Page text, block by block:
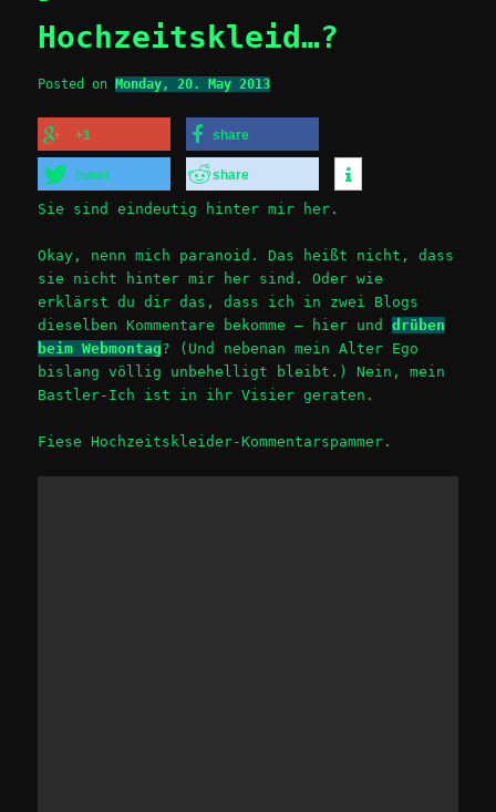
Hochzeitskleid…?
Posted onMonday, 20. May 2013
+1 share
tweet share
Sie sind eindeutig hinter mir her.
Okay, nenn mich paranoid. Das heißt nicht, dass
sie nicht hinter mir her sind. Oder wie
erklärst du dir das, dass ich in zwei Blogs
dieselben Kommentare bekomme – hier unddrüben
beim Webmontag? (Und nebenan mein Alter Ego
bislang völlig unbehelligt bleibt.) Nein, mein
Bastler-Ich ist in ihr Visier geraten.
Fiese Hochzeitskleider-Kommentarspammer.